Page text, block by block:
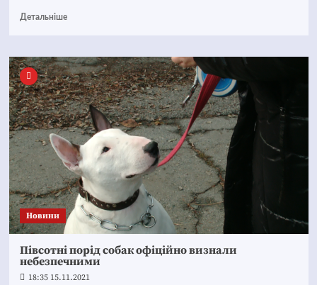
Детальніше
Новини
Півсотні порід собак офіційно визнали
небезпечними
18:35 15.11.2021